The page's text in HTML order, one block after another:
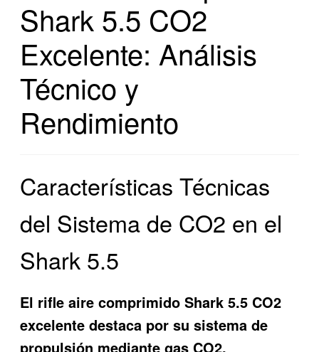
Shark 5.5 CO2
Excelente: Análisis
Técnico y
Rendimiento
Características Técnicas
del Sistema de CO2 en el
Shark 5.5
El rifle aire comprimido Shark 5.5 CO2
excelente destaca por su sistema de
propulsión mediante gas CO2,